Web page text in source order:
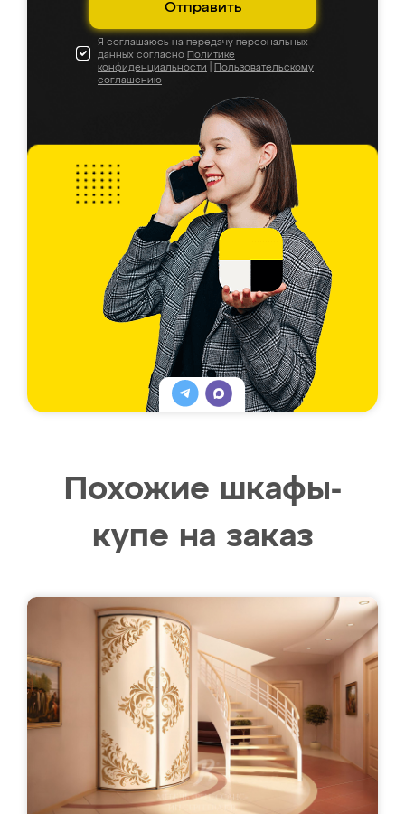
Отправить
Я соглашаюсь на передачу персональных
данных согласно Политике
конфиденциальности
Пользовательскому
соглашению
Похожие шкафы-
купе на заказ